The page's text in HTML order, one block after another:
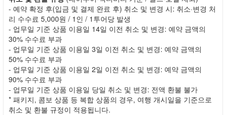
- 예약 확정 후(입금 및 결제 완료 후) 취소 및 변경 시: 취소·변경 처
리 수수료 5,000원 / 1인 / 1투어당 발생
- 업무일 기준 상품 이용일 14일 이전 취소 및 변경: 예약 금액의
30% 수수료 부과
- 업무일 기준 상품 이용일 3일 이전 취소 및 변경: 예약 금액의
50% 수수료 부과
- 업무일 기준 상품 이용일 2일 이전 취소 및 변경: 예약 금액의
90% 수수료 부과
- 업무일 기준 상품 이용일 당일 취소 및 변경: 전액 환불 불가
* 패키지, 콤보 상품 등 복합 상품의 경우, 여행 개시일을 기준으로
취소 및 환불 규정이 적용됩니다.